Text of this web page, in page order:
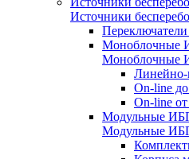
Источники
Переключатели
Моноблочные
Моноблочные
Линейно-
On-line
On-line
Модульные
Модульные